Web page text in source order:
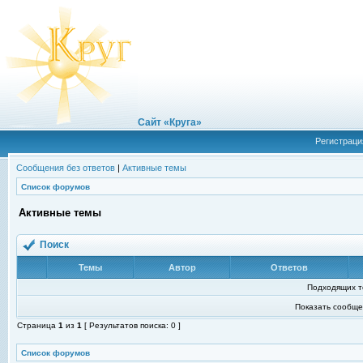
Сайт «Круга»
Сообщения без ответов | Активные темы
Список форумов
Активные темы
Поиск
Темы Автор Ответов
Подходящих
Показать
Страница 1 из 1 [ Результатов поиска: 0 ]
Список форумов